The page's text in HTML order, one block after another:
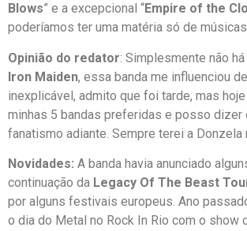
Blows” e a excepcional “Empire of the
poderíamos ter uma matéria só de
Opinião do redator: Simplesmente não
Iron Maiden, essa banda me influenciou
inexplicável, admito que foi tarde, mas
minhas 5 bandas preferidas e posso dizer
fanatismo adiante. Sempre terei a Donzela
Novidades: A banda havia anunciado
continuação da Legacy Of The Beast
por alguns festivais europeus. Ano
o dia do Metal no Rock In Rio com o show